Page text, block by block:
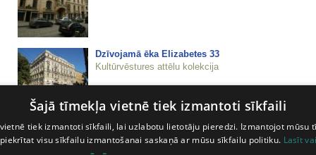
Dzīvojamā ēka Elizabetes 33
Kultūrvēstures attēlu kolekcija
Dzīvojamā ēka Elizabetes 33
Kultūrvēstures attēlu kolekcija
Šajā tīmekļa vietnē tiek izmantoti sīkfaili
tiek izmantoti sīkfaili, lai uzlabotu lietotāju pieredzi. Izmantojot mūsu
visu sīkfailu izmantošanai saskaņā ar mūsu sīkfailu politiku. Lasīt